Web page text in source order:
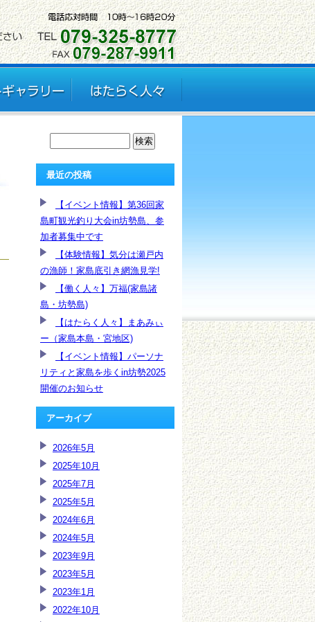
最近の投稿
【イベント情報】第36回家
島町観光釣り大会in坊勢島、参
加者募集中です
【体験情報】気分は瀬戸内
の漁師！家島底引き網漁見学!
【働く人々】万福(家島諸
島・坊勢島)
【はたらく人々】まあみぃ
ー（家島本島・宮地区)
【イベント情報】パーソナ
リティと家島を歩くin坊勢2025
開催のお知らせ
アーカイブ
2026年5月
2025年10月
2025年7月
2025年5月
2024年6月
2024年5月
2023年9月
2023年5月
2023年1月
2022年10月